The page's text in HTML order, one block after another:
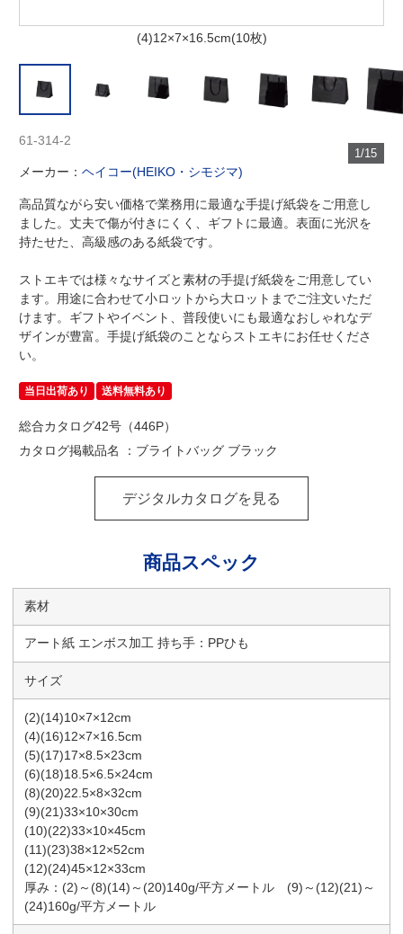
(4)12×7×16.5cm(10枚)
1/15
61-314-2
メーカー：ヘイコー(HEIKO・シモジマ)
高品質ながら安い価格で業務用に最適な手提げ紙袋をご用意し
ました。丈夫で傷が付きにくく、ギフトに最適。表面に光沢を
持たせた、高級感のある紙袋です。
ストエキでは様々なサイズと素材の手提げ紙袋をご用意してい
ます。用途に合わせて小ロットから大ロットまでご注文いただ
けます。ギフトやイベント、普段使いにも最適なおしゃれなデ
ザインが豊富。手提げ紙袋のことならストエキにお任せくださ
い。
当日出荷あり 送料無料あり
総合カタログ42号（446P）
カタログ掲載品名 ：ブライトバッグ ブラック
デジタルカタログを見る
商品スペック
素材
アート紙 エンボス加工 持ち手：PPひも
サイズ
(2)(14)10×7×12cm
(4)(16)12×7×16.5cm
(5)(17)17×8.5×23cm
(6)(18)18.5×6.5×24cm
(8)(20)22.5×8×32cm
(9)(21)33×10×30cm
(10)(22)33×10×45cm
(11)(23)38×12×52cm
(12)(24)45×12×33cm
厚み：(2)～(8)(14)～(20)140g/平方メートル (9)～(12)(21)～
(24)160g/平方メートル